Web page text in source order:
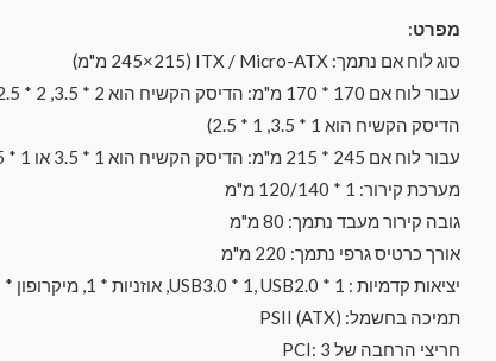
מפרט:
סוג לוח אם נתמך: ITX / Micro-ATX (245×215 מ"מ)
הדיסק הקשיח הוא 1 * 3.5, 1 * 2.5)
עבור לוח אם 245 * 215 מ"מ: הדיסק הקשיח הוא 1 * 3.5 או 1 * 2.5
מערכת קירור: 1 * 120/140 מ"מ
גובה קירור מעבד נתמך: 80 מ"מ
אורך כרטיס גרפי נתמך: 220 מ"מ
יציאות קדמיות : USB3.0 * 1, USB2.0 * 1, אוזניות * 1, מיקרופון * 1
תמיכה בחשמל: PSII (ATX)
חריצי הרחבה של PCI: 3